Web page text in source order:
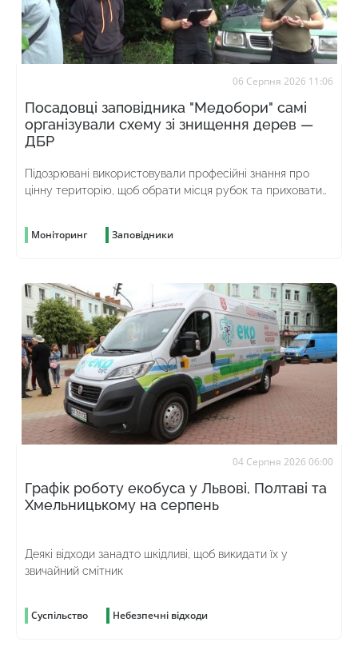
06 Серпня 2026 11:06
Посадовці заповідника "Медобори" самі
організували схему зі знищення дерев —
ДБР
Підозрювані використовували професійні знання про
цінну територію, щоб обрати місця рубок та приховати
Моніторинг Заповідники
04 Серпня 2026 06:00
Графік роботу екобуса у Львові, Полтаві та
Хмельницькому на серпень
Деякі відходи занадто шкідливі, щоб викидати їх у
звичайний смітник
Суспільство Небезпечні відходи